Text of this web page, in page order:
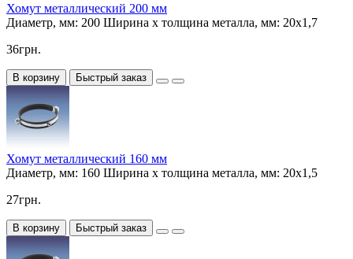
Хомут металлический 200 мм
Диаметр, мм: 200 Ширина х толщина металла, мм: 20х1,7
36грн.
В корзину Быстрый заказ
Хомут металлический 160 мм
Диаметр, мм: 160 Ширина х толщина металла, мм: 20х1,5
27грн.
В корзину Быстрый заказ